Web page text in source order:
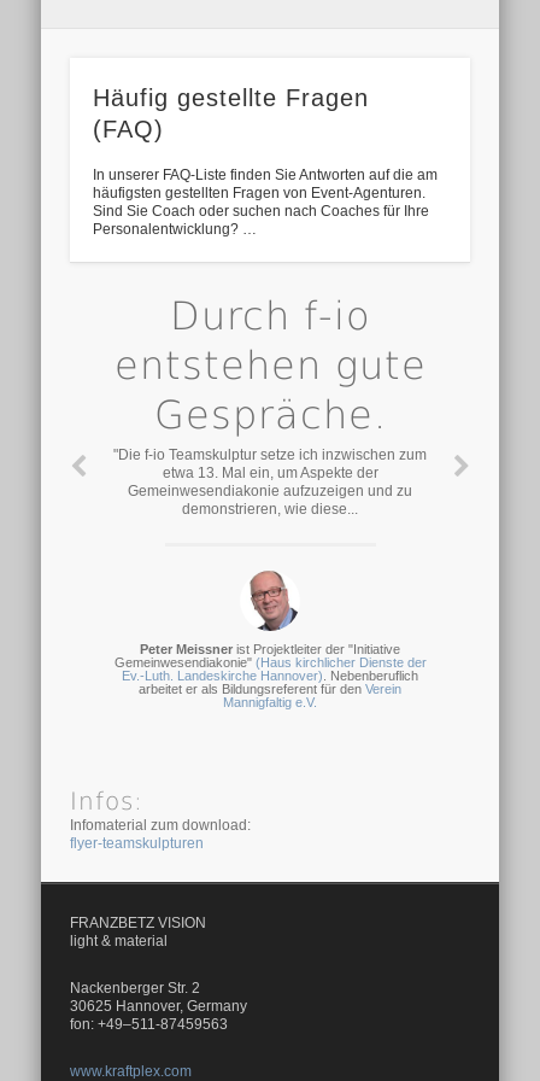
Häufig gestellte Fragen
(FAQ)
In unserer FAQ-Liste finden Sie Antworten auf die am
häufigsten gestellten Fragen von Event-Agenturen.
Sind Sie Coach oder suchen nach Coaches für Ihre
Personalentwicklung? …
Durch f-io
entstehen gute
Gespräche.
"Die f-io Teamskulptur setze ich inzwischen zum
etwa 13. Mal ein, um Aspekte der
Gemeinwesendiakonie aufzuzeigen und zu
demonstrieren, wie diese...
Peter Meissner ist Projektleiter der "Initiative
Gemeinwesendiakonie" (Haus kirchlicher Dienste der
Ev.-Luth. Landeskirche Hannover) . Nebenberuflich
arbeitet er als Bildungsreferent für den Verein
Mannigfaltig e.V.
Infos:
Infomaterial zum download:
flyer-teamskulpturen
FRANZBETZ VISION
light & material
Nackenberger Str. 2
30625 Hannover, Germany
fon: +49–511-87459563
www.kraftplex.com